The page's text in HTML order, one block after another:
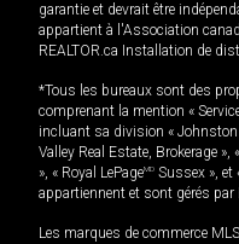
garantie et devrait être
appartient à l'Association
REALTOR.ca Installation de
*Tous les bureaux sont des
comprenant la mention «
incluant sa division « Johnston
Valley Real Estate, Brokerage »,
», « Royal LePageMD Sussex »,
appartiennent et sont gérés par
Les marques de commerce